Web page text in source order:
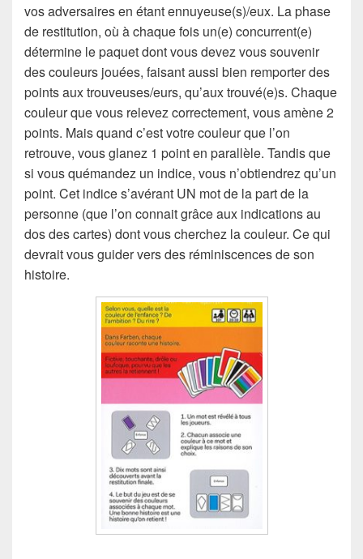
vos adversaires en étant ennuyeuse(s)/eux. La phase
de restitution, où à chaque fois un(e) concurrent(e)
détermine le paquet dont vous devez vous souvenir
des couleurs jouées, faisant aussi bien remporter des
points aux trouveuses/eurs, qu’aux trouvé(e)s. Chaque
couleur que vous relevez correctement, vous amène 2
points. Mais quand c’est votre couleur que l’on
retrouve, vous glanez 1 point en parallèle. Tandis que
si vous quémandez un indice, vous n’obtiendrez qu’un
point. Cet indice s’avérant UN mot de la part de la
personne (que l’on connait grâce aux indications au
dos des cartes) dont vous cherchez la couleur. Ce qui
devrait vous guider vers des réminiscences de son
histoire.